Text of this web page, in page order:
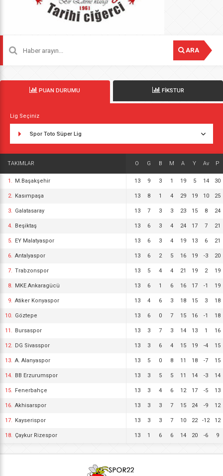
ARA
PUAN DURUMU FİKSTUR
Lig Seçiniz
Spor Toto Süper Lig
TAKIMLAR O G B M A Y Av P
1. M.Başakşehir 13 9 3 1 19 5 14 30
2. Kasımpaşa 13 8 1 4 29 19 10 25
3. Galatasaray 13 7 3 3 23 15 8 24
4. Beşiktaş 13 6 3 4 24 17 7 21
5. EY Malatyaspor 13 6 3 4 19 13 6 21
6. Antalyaspor 13 6 2 5 16 19 -3 20
7. Trabzonspor 13 5 4 4 21 19 2 19
8. MKE Ankaragücü 13 6 1 6 16 17 -1 19
9. Atiker Konyaspor 13 4 6 3 18 15 3 18
10. Göztepe 13 6 0 7 15 16 -1 18
11. Bursaspor 13 3 7 3 14 13 1 16
12. DG Sivasspor 13 3 6 4 15 19 -4 15
13. A. Alanyaspor 13 5 0 8 11 18 -7 15
14. BB Erzurumspor 13 3 5 5 11 14 -3 14
15. Fenerbahçe 13 3 4 6 12 17 -5 13
16. Akhisarspor 13 3 3 7 15 24 -9 12
17. Kayserispor 13 3 3 7 10 22 -12 12
18. Çaykur Rizespor 13 1 6 6 14 20 -6 9